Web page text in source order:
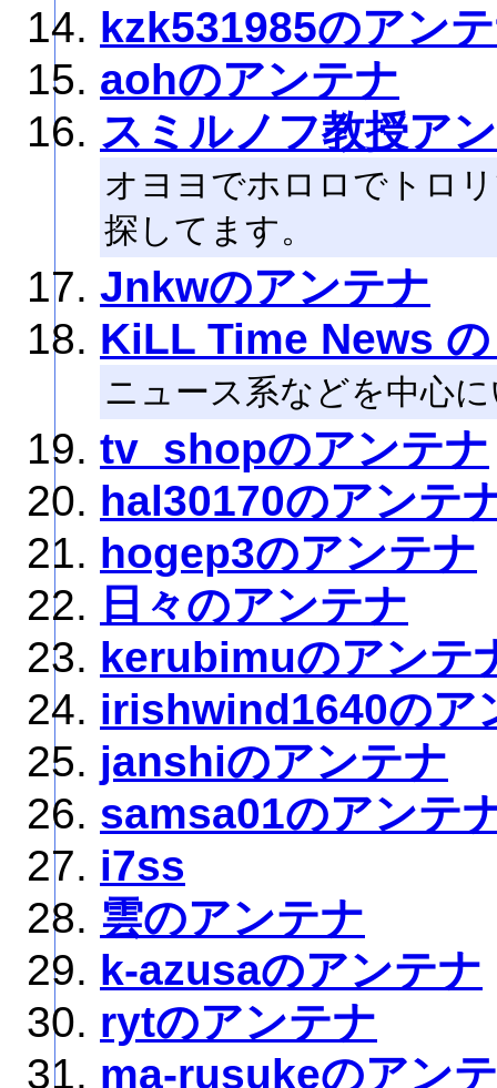
kzk531985のアン
aohのアンテナ
スミルノフ教授ア
オヨヨでホロロでトロ
探してます。
Jnkwのアンテナ
KiLL Time News
ニュース系などを中心
tv_shopのアンテナ
hal30170のアンテ
hogep3のアンテナ
日々のアンテナ
kerubimuのアンテ
irishwind1640のア
janshiのアンテナ
samsa01のアンテ
i7ss
雲のアンテナ
k-azusaのアンテナ
rytのアンテナ
ma-rusukeのアン